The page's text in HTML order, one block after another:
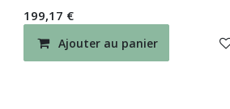
199,17 €
Ajouter au panier